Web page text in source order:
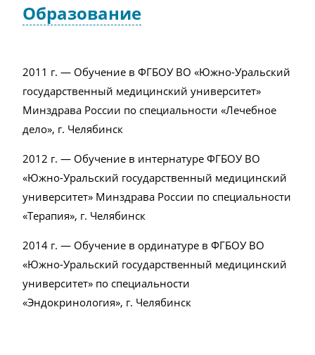
Образование
2011 г. — Обучение в ФГБОУ ВО «Южно-Уральский
государственный медицинский университет»
Минздрава России по специальности «Лечебное
дело», г. Челябинск
2012 г. — Обучение в интернатуре ФГБОУ ВО
«Южно-Уральский государственный медицинский
университет» Минздрава России по специальности
«Терапия», г. Челябинск
2014 г. — Обучение в ординатуре в ФГБОУ ВО
«Южно-Уральский государственный медицинский
университет» по специальности
«Эндокринология», г. Челябинск